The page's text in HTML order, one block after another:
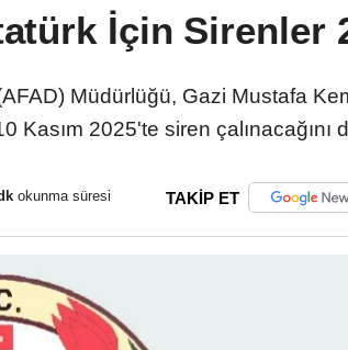
İçin Sirenler
Müdürlüğü, Gazi Mustafa
Kasım 2025'te siren çalınacağını
okunma süresi TAKİP ET